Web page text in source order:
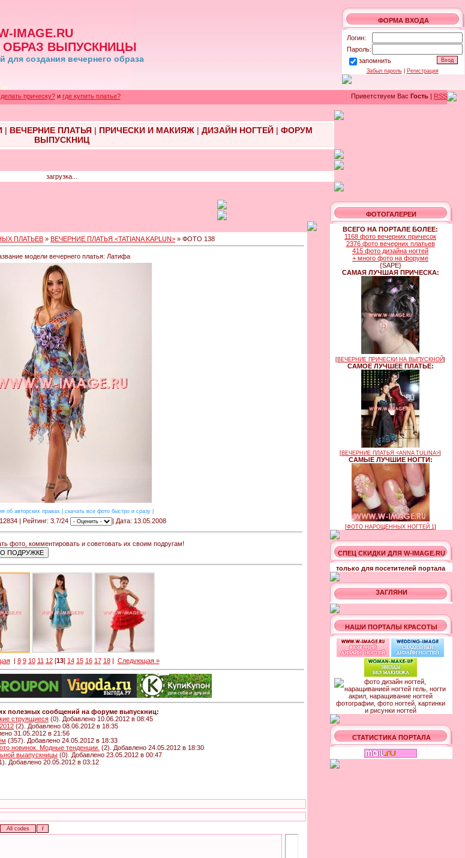
IMAGE.RU
ОБРАЗ ВЫПУСКНИЦЫ
для создания вечернего образа
ФОРМА ВХОДА
Логин:
Пароль:
запомнить
Забыл пароль| Регистрация
прическу?и где купить платье? Приветствуем Вас Гость | RSS
| ВЕЧЕРНИЕ ПЛАТЬЯ| ПРИЧЕСКИ И МАКИЯЖ| ДИЗАЙН НОГТЕЙ| ФОРУМ
ВЫПУСКНИЦ
загрузка...
ПЛАТЬЕВ » ВЕЧЕРНИЕ ПЛАТЬЯ <TATIANA KAPLUN> » ФОТО 138
модели вечернего платья: Латифа
об авторских правах скачать все фото быстро и сразу
| Рейтинг: 3.7/24 | Дата: 13.05.2008
фото, комментировать и советовать их своим подругам!
| 8 9 10 11 12[13] 14 15 16 17 18| Следующая »
полезных сообщений на форуме выпускниц:
струящиеся (0). Добавлено 10.06.2012 в 08:45
(2). Добавлено 08.06.2012 в 18:35
31.05.2012 в 21:56
(357). Добавлено 24.05.2012 в 18:33
новинок. Модные тенденции. (2). Добавлено 24.05.2012 в 18:30
выапускницы (0). Добавлено 23.05.2012 в 00:47
Добавлено 20.05.2012 в 03:12
ФОТОГАЛЕРЕИ
ВСЕГО НА ПОРТАЛЕ БОЛЕЕ:
1168 фото вечерних причесок
2376 фото вечерних платьев
415 фото дизайна ногтей
+ много фото на форуме
{SAPE}
САМАЯ ЛУЧШАЯ ПРИЧЕСКА:
[ВЕЧЕРНИЕ ПРИЧЕСКИ НА ВЫПУСКНОЙ]
САМОЕ ЛУЧШЕЕ ПЛАТЬЕ:
[ВЕЧЕРНИЕ ПЛАТЬЯ <ANNA TULINA>]
САМЫЕ ЛУЧШИЕ НОГТИ:
[ФОТО НАРОЩЕННЫХ НОГТЕЙ 1]
СПЕЦ СКИДКИ ДЛЯ W-IMAGE.RU
только для посетителей портала
ЗАГЛЯНИ
НАШИ ПОРТАЛЫ КРАСОТЫ
СТАТИСТИКА ПОРТАЛА